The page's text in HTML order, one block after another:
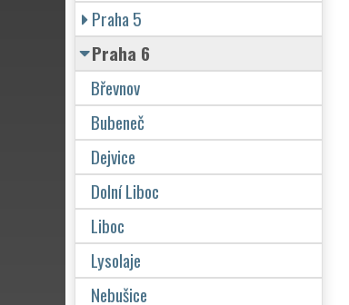
Praha 5
Praha 6
Břevnov
Bubeneč
Dejvice
Dolní Liboc
Liboc
Lysolaje
Nebušice